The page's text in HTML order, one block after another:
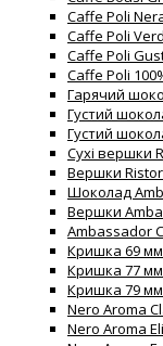
Caffe Poli
Caffe Poli
Caffe Poli
Caffe Poli
Гарячий
Густий
Густий
Сухі вершки
Вершки
Шоколад
Вершки
Ambassador
Кришка 69 мм
Кришка 77 мм
Кришка 79 мм
Nero Aroma
Nero Aroma